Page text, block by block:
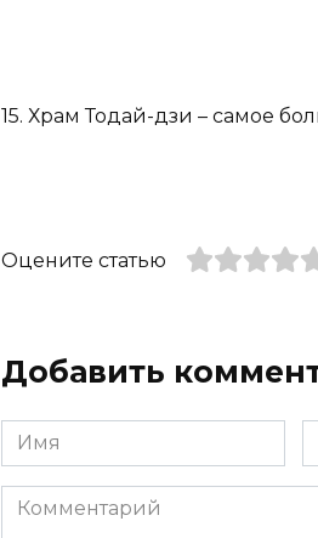
15. Храм Тодай-дзи – самое
Оцените статью
Добавить
Имя
*
*
Комментарий